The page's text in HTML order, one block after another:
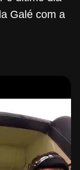
Galé com a